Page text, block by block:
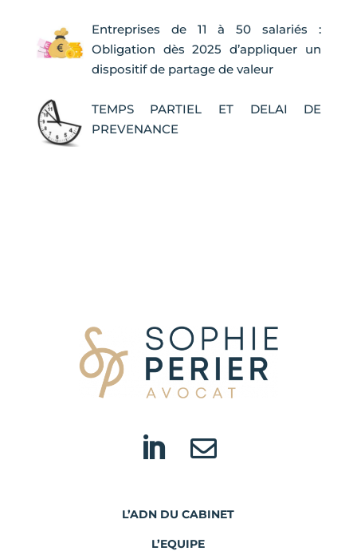
Entreprises de 11 à 50 salariés :
Obligation dès 2025 d’appliquer un
dispositif de partage de valeur
TEMPS PARTIEL ET DELAI DE
PREVENANCE
 
L’ADN DU CABINET
L’EQUIPE